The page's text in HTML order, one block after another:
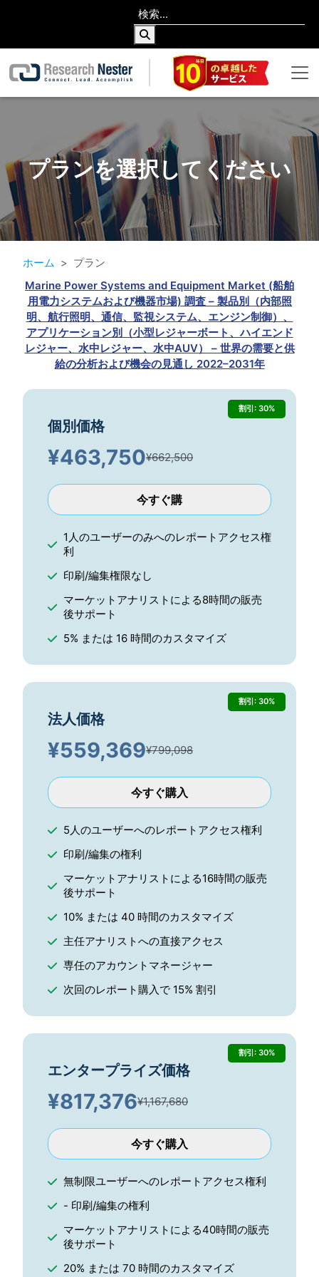
プランを選択してください
ホーム
プラン
Marine Power Systems and Equipment Market (船舶
用電力システムおよび機器市場) 調査 – 製品別（内部照
明、航行照明、通信、監視システム、エンジン制御）、
アプリケーション別（小型レジャーボート、ハイエンド
レジャー、水中レジャー、水中AUV） – 世界の需要と供
給の分析および機会の見通し 2022–2031年
割引: 30%
個別価格
¥463,750¥662,500
今すぐ購
1人のユーザーのみへのレポートアクセス権
利
印刷/編集権限なし
マーケットアナリストによる8時間の販売
後サポート
5% または 16 時間のカスタマイズ
割引: 30%
法人価格
¥559,369¥799,098
今すぐ購入
5人のユーザーへのレポートアクセス権利
印刷/編集の権利
マーケットアナリストによる16時間の販売
後サポート
10% または 40 時間のカスタマイズ
主任アナリストへの直接アクセス
専任のアカウントマネージャー
次回のレポート購入で 15% 割引
割引: 30%
エンタープライズ価格
¥817,376¥1,167,680
今すぐ購入
無制限ユーザーへのレポートアクセス権利
- 印刷/編集の権利
マーケットアナリストによる40時間の販売
後サポート
20% または 70 時間のカスタマイズ